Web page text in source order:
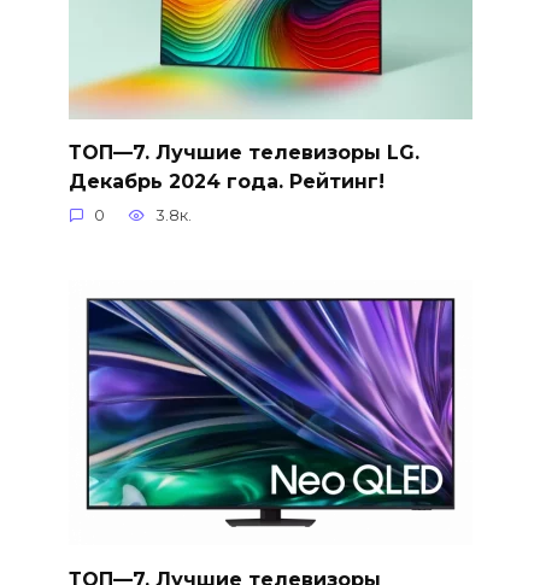
ТОП—7. Лучшие телевизоры LG.
Декабрь 2024 года. Рейтинг!
0 3.8к.
ТОП—7. Лучшие телевизоры